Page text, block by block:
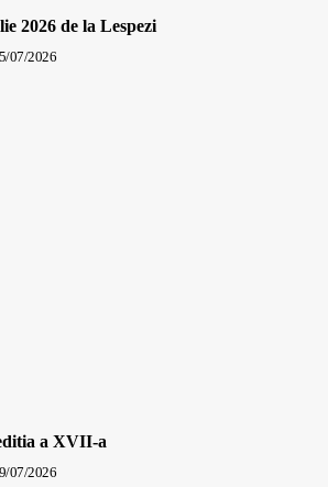
2026 de la Lespezi
07/2026
a XVII-a
07/2026